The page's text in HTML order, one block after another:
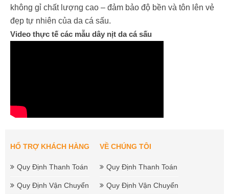
không gỉ chất lượng cao – đảm bảo độ bền và tôn lên vẻ
đẹp tự nhiên của da cá sấu.
Video thực tế các mẫu dây nịt da cá sấu
HỔ TRỢ KHÁCH HÀNG
Quy Định Thanh Toán
Quy Định Vận Chuyển
VỀ CHÚNG TÔI
Quy Định Thanh Toán
Quy Định Vận Chuyển